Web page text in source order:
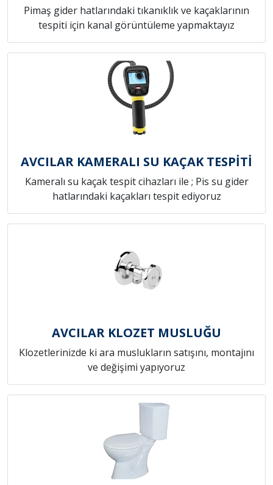
Pimaş gider hatlarındaki tıkanıklık ve kaçaklarının
tespiti için kanal görüntüleme yapmaktayız
AVCILAR KAMERALI SU KAÇAK TESPİTİ
Kameralı su kaçak tespit cihazları ile ; Pis su gider
hatlarındaki kaçakları tespit ediyoruz
AVCILAR KLOZET MUSLUĞU
Klozetlerinizde ki ara muslukların satışını, montajını
ve değişimi yapıyoruz